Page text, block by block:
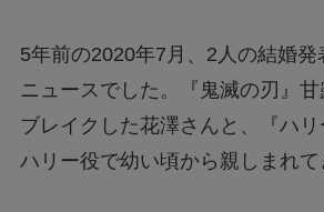
5年前の2020年7月、2人の結婚
ニュースでした。『鬼滅の刃』
ブレイクした花澤さんと、『ハリ
ハリー役で幼い頃から親しまれて